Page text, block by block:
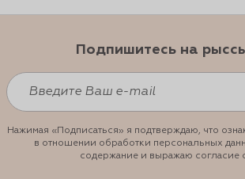
Подпишитесь на
Нажимая «Подписаться» я подтверждаю, что
в отношении обработки персональных
содержание и выражаю согласие